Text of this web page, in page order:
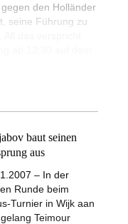
den Holländer
seine Führung zu
baut seinen
aus
– In der
Runde beim
Turnier in Wijk aan
Teimour